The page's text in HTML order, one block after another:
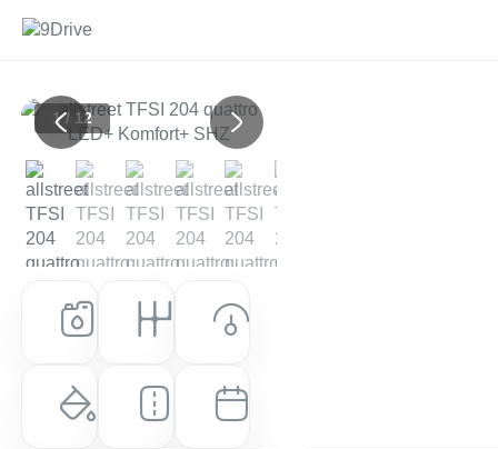
Previous Next
1 / 12
Kraftstoff
Benzin Automatik
Leistung (PS)
204 PS (150 kW)
Farbe
Mythosschwarz Metallic
Laufleistung
10 km
Erstzulassung
EZ: Juli 2026